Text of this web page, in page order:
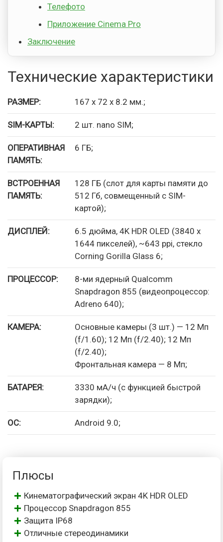
Телефото
Приложение Cinema Pro
Заключение
Технические характеристики
РАЗМЕР: 167 x 72 x 8.2 мм.;
SIM-КАРТЫ: 2 шт. nano SIM;
ОПЕРАТИВНАЯ
ПАМЯТЬ:
6 ГБ;
ВСТРОЕННАЯ
ПАМЯТЬ:
128 ГБ (слот для карты памяти до
512 Гб, совмещенный с SIM-
картой);
ДИСПЛЕЙ:
6.5 дюйма, 4K HDR OLED (3840 x
1644 пикселей), ~643 ppi, стекло
Corning Gorilla Glass 6;
ПРОЦЕССОР:
8-ми ядерный Qualcomm
Snapdragon 855 (видеопроцессор:
Adreno 640);
КАМЕРА:
Основные камеры (3 шт.) — 12 Мп
(f/1.60); 12 Мп (f/2.40); 12 Мп
(f/2.40);
Фронтальная камера — 8 Мп;
БАТАРЕЯ:
3330 мА/ч (с функцией быстрой
зарядки);
ОС: Android 9.0;
Плюсы
Кинематографический экран 4K HDR OLED
Процессор Snapdragon 855
Защита IP68
Отличные стереодинамики